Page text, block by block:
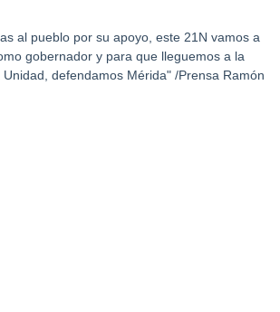
al pueblo por su apoyo, este 21N vamos a
gobernador y para que lleguemos a la
defendamos Mérida" /Prensa Ramón